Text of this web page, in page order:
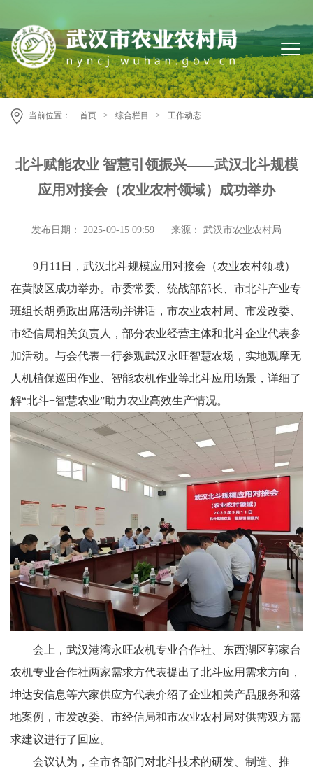
当前位置： 首页 > 综合栏目 > 工作动态
北斗赋能农业 智慧引领振兴——武汉北斗规模
应用对接会（农业农村领域）成功举办
发布日期： 2025-09-15 09:59 来源： 武汉市农业农村局
9月11日，武汉北斗规模应用对接会（农业农村领域）
在黄陂区成功举办。市委常委、统战部部长、市北斗产业专
班组长胡勇政出席活动并讲话，市农业农村局、市发改委、
市经信局相关负责人，部分农业经营主体和北斗企业代表参
加活动。与会代表一行参观武汉永旺智慧农场，实地观摩无
人机植保巡田作业、智能农机作业等北斗应用场景，详细了
解“北斗+智慧农业”助力农业高效生产情况。
会上，武汉港湾永旺农机专业合作社、东西湖区郭家台
农机专业合作社两家需求方代表提出了北斗应用需求方向，
坤达安信息等六家供应方代表介绍了企业相关产品服务和落
地案例，市发改委、市经信局和市农业农村局对供需双方需
求建议进行了回应。
会议认为，全市各部门对北斗技术的研发、制造、推